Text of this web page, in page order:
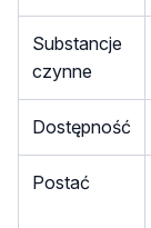
Substancje
czynne
Dostępność
Postać